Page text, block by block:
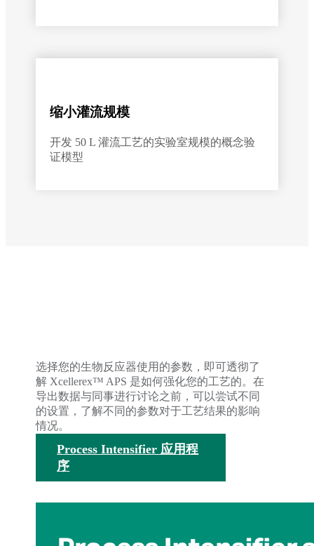
缩小灌流规模
开发 50 L 灌流工艺的实验室规模的概念验
证模型
选择您的生物反应器使用的参数，即可透彻了
解 Xcellerex™ APS 是如何强化您的工艺的。在
导出数据与同事进行讨论之前，可以尝试不同
的设置，了解不同的参数对于工艺结果的影响
情况。
Process Intensifier 应用程
序